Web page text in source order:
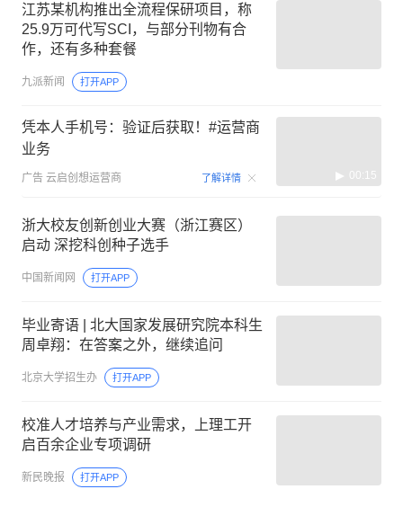
江苏某机构推出全流程保研项目，称
25.9万可代写SCI，与部分刊物有合
作，还有多种套餐
九派新闻 打开APP
凭本人手机号：验证后获取！#运营商
业务
广告 云启创想运营商 了解详情 00:15
浙大校友创新创业大赛（浙江赛区）
启动 深挖科创种子选手
中国新闻网 打开APP
毕业寄语 | 北大国家发展研究院本科生
周卓翔：在答案之外，继续追问
北京大学招生办 打开APP
校准人才培养与产业需求，上理工开
启百余企业专项调研
新民晚报 打开APP